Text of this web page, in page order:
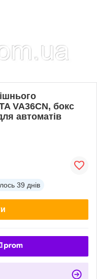
VA36CN, бокс
автоматів
39 днів